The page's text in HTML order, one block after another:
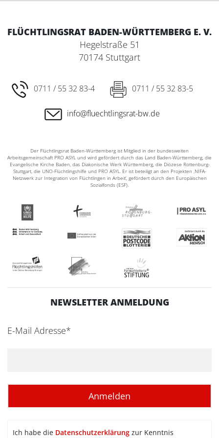
FLÜCHTLINGSRAT BADEN-WÜRTTEMBERG E. V.
Hegelstraße 51
70174 Stuttgart
0711 / 55 32 83-4 0711 / 55 32 83-5
info@fluechtlingsrat-bw.de
Der Flüchtlingsrat Baden-Württemberg ist Mitglied in der bundesweiten
Arbeitsgemeinschaft PRO ASYL und wird gefördert durch das Land Baden-Württemberg, die
Evangelische Kirche Baden, das Diakonische Werk Württemberg, die Diözese Rottenburg-
Stuttgart, die UNO-Flüchtlingshilfe und PRO ASYL. Er ist beteiligt an den Projekten ‚NIFA-
Netzwerk zur Integration von Flüchtlingen in Arbeit‘, gefördert durch den Europäischen
Sozialfonds (ESF).
NEWSLETTER ANMELDUNG
E-Mail Adresse*
Ich habe die Datenschutzerklärung zur Kenntnis